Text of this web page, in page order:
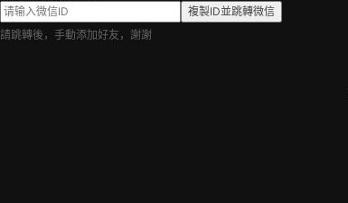
複製ID並跳轉微信
請跳轉後，手動添加好友，謝謝